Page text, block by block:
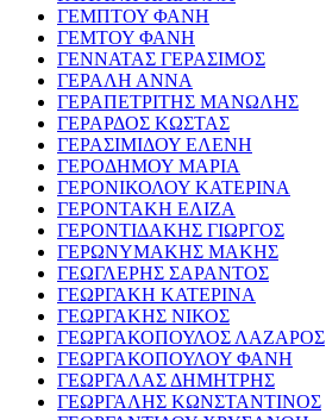
ΓΕΜΠΤΟΥ ΦΑΝΗ
ΓΕΜΤΟΥ ΦΑΝΗ
ΓΕΝΝΑΤΑΣ ΓΕΡΑΣΙΜΟΣ
ΓΕΡΑΛΗ ΑΝΝΑ
ΓΕΡΑΠΕΤΡΙΤΗΣ ΜΑΝΩΛΗΣ
ΓΕΡΑΡΔΟΣ ΚΩΣΤΑΣ
ΓΕΡΑΣΙΜΙΔΟΥ ΕΛΕΝΗ
ΓΕΡΟΔΗΜΟΥ ΜΑΡΙΑ
ΓΕΡΟΝΙΚΟΛΟΥ ΚΑΤΕΡΙΝΑ
ΓΕΡΟΝΤΑΚΗ ΕΛΙΖΑ
ΓΕΡΟΝΤΙΔΑΚΗΣ ΓΙΩΡΓΟΣ
ΓΕΡΩΝΥΜΑΚΗΣ ΜΑΚΗΣ
ΓΕΩΓΛΕΡΗΣ ΣΑΡΑΝΤΟΣ
ΓΕΩΡΓΑΚΗ ΚΑΤΕΡΙΝΑ
ΓΕΩΡΓΑΚΗΣ ΝΙΚΟΣ
ΓΕΩΡΓΑΚΟΠΟΥΛΟΣ ΛΑΖΑΡΟΣ
ΓΕΩΡΓΑΚΟΠΟΥΛΟΥ ΦΑΝΗ
ΓΕΩΡΓΑΛΑΣ ΔΗΜΗΤΡΗΣ
ΓΕΩΡΓΑΛΗΣ ΚΩΝΣΤΑΝΤΙΝΟΣ